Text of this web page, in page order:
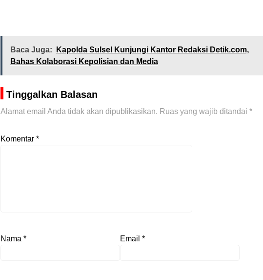
Baca Juga:
Kapolda Sulsel Kunjungi Kantor Redaksi Detik.com,
Bahas Kolaborasi Kepolisian dan Media
Tinggalkan Balasan
Alamat email Anda tidak akan dipublikasikan. Ruas yang wajib ditandai *
Komentar *
Nama * Email *